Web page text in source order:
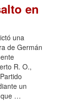
en
una
de Germán
R. O.,
un
que …